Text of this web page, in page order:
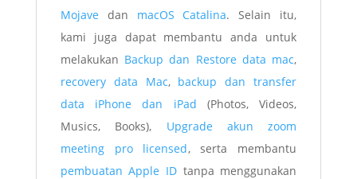
Mojave dan macOS Catalina. Selain itu,
kami juga dapat membantu anda untuk
melakukan Backup dan Restore data mac,
recovery data Mac, backup dan transfer
data iPhone dan iPad (Photos, Videos,
Musics, Books), Upgrade akun zoom
meeting pro licensed, serta membantu
pembuatan Apple ID tanpa menggunakan